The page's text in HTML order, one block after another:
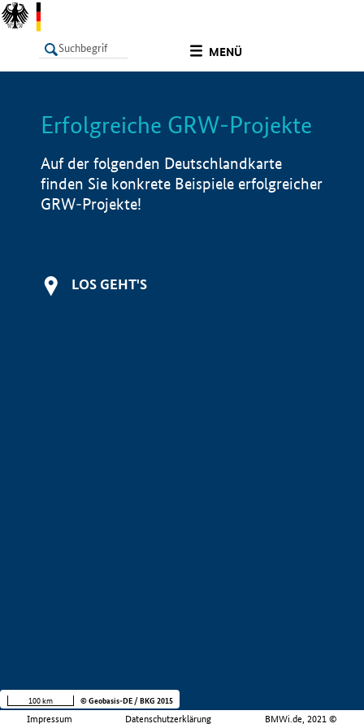
MENÜ
LISTE Info
Erfolgreiche GRW-Projekte
Auf der folgenden Deutschlandkarte
finden Sie konkrete Beispiele erfolgreicher
GRW-Projekte!
LOS GEHT'S
Impressum Datenschutzerklärung BMWi.de, 2021 ©
100 km © Geobasis-DE / BKG 2015